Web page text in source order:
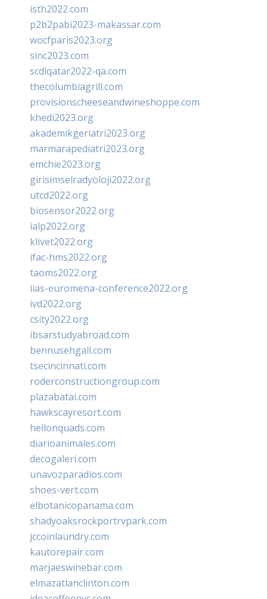
isth2022.com
p2b2pabi2023-makassar.com
wocfparis2023.org
sinc2023.com
scdlqatar2022-qa.com
thecolumbiagrill.com
provisionscheeseandwineshoppe.com
khedi2023.org
akademikgeriatri2023.org
marmarapediatri2023.org
emchie2023.org
girisimselradyoloji2022.org
utcd2022.org
biosensor2022.org
ialp2022.org
klivet2022.org
ifac-hms2022.org
taoms2022.org
iias-euromena-conference2022.org
ivd2022.org
csity2022.org
ibsarstudyabroad.com
bennusehgall.com
tsecincinnati.com
roderconstructiongroup.com
plazabatai.com
hawkscayresort.com
hellonquads.com
diarioanimales.com
decogaleri.com
unavozparadios.com
shoes-vert.com
elbotanicopanama.com
shadyoaksrockportrvpark.com
jccoinlaundry.com
kautorepair.com
marjaeswinebar.com
elmazatlanclinton.com